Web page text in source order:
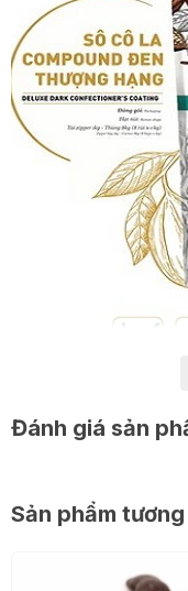
Grand-Place hy
tốt mà người tiêu
Một chút vị đắng
Đánh giá sản
Sản phẩm